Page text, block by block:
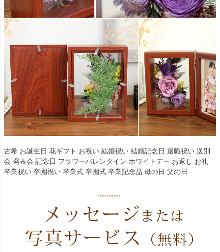
古希 お誕生日 花ギフト お祝い 結婚祝い 結婚記念日 退職祝い 送別
会 発表会 記念日 フラワーバレンタイン ホワイトデー お返し お礼
卒業祝い 卒園祝い 卒業式 卒園式 卒業記念品 母の日 父の日